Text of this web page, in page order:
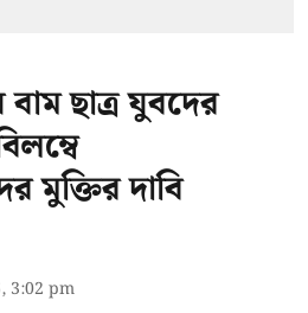
ছাত্র যুবদের
মুক্তির দাবি
3:02 pm